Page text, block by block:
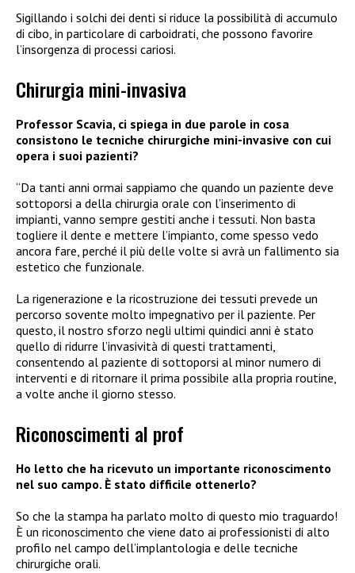
Sigillando i solchi dei denti si riduce la possibilità di accumulo
di cibo, in particolare di carboidrati, che possono favorire
l’insorgenza di processi cariosi.
Chirurgia mini-invasiva
Professor Scavia, ci spiega in due parole in cosa
consistono le tecniche chirurgiche mini-invasive con cui
opera i suoi pazienti?
“Da tanti anni ormai sappiamo che quando un paziente deve
sottoporsi a della chirurgia orale con l’inserimento di
impianti, vanno sempre gestiti anche i tessuti. Non basta
togliere il dente e mettere l’impianto, come spesso vedo
ancora fare, perché il più delle volte si avrà un fallimento sia
estetico che funzionale.
La rigenerazione e la ricostruzione dei tessuti prevede un
percorso sovente molto impegnativo per il paziente. Per
questo, il nostro sforzo negli ultimi quindici anni è stato
quello di ridurre l’invasività di questi trattamenti,
consentendo al paziente di sottoporsi al minor numero di
interventi e di ritornare il prima possibile alla propria routine,
a volte anche il giorno stesso.
Riconoscimenti al prof
Ho letto che ha ricevuto un importante riconoscimento
nel suo campo. È stato difficile ottenerlo?
So che la stampa ha parlato molto di questo mio traguardo!
È un riconoscimento che viene dato ai professionisti di alto
profilo nel campo dell’implantologia e delle tecniche
chirurgiche orali.